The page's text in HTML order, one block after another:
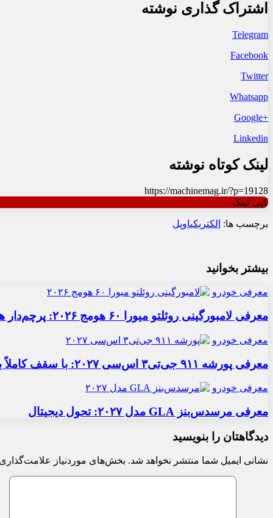
اشتراک گذاری نوشته
Telegram
Facebook
Twitter
Whatsapp
+Google
Linkedin
لینک کوتاه نوشته
https://machinemag.ir/?p=19128
کپی لینک
برچسب ها: الکتریکیاوپل
بیشتر بخوانید
معرفی خودرو
معرفی لامبورگینی روئلتو میورا ۶۰ هومج ۲۰۲۶: پرچم‌دار هیبریدی
معرفی خودرو
معرفی پورشه ۹۱۱ جی‌تی۳ اس‌سی ۲۰۲۷: با سقف کاملاً برقی
معرفی خودرو
معرفی مرسدس‌بنز GLA مدل ۲۰۲۷: تحول دیجیتال
دیدگاهتان را بنویسید
نشانی ایمیل شما منتشر نخواهد شد. بخش‌های موردنیاز